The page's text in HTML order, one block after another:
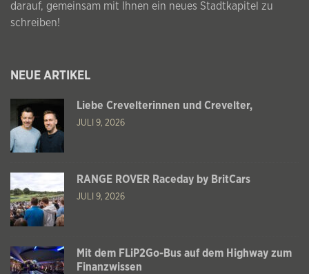
darauf, gemeinsam mit Ihnen ein neues Stadtkapitel zu
schreiben!
NEUE ARTIKEL
Liebe Crevelterinnen und Crevelter,
JULI 9, 2026
RANGE ROVER Raceday by BritCars
JULI 9, 2026
Mit dem FLiP2Go-Bus auf dem Highway zum
Finanzwissen